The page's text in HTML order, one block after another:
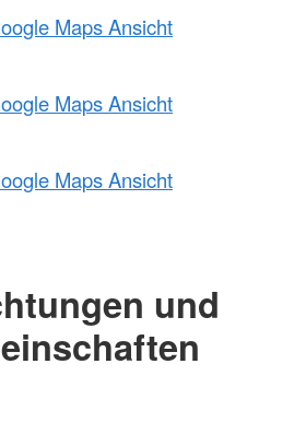
Maps Ansicht
Maps Ansicht
Maps Ansicht
und